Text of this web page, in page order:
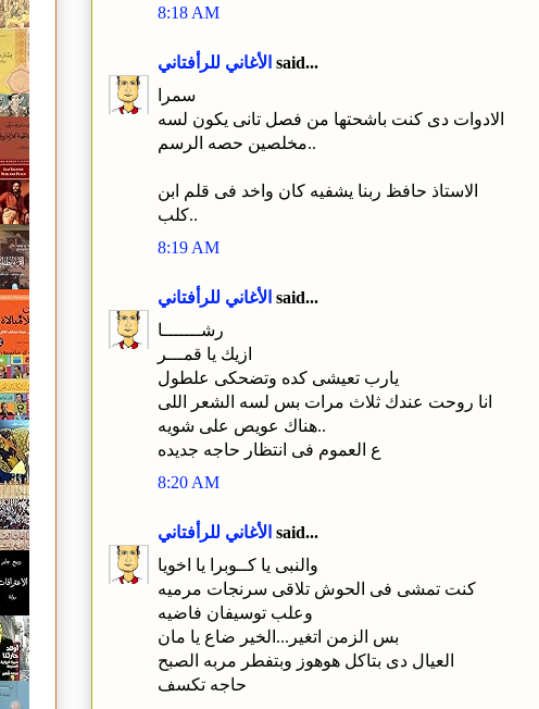
8:18 AM
الأغاني للرأفتاني said...
سمرا
الادوات دى كنت باشحتها من فصل تانى يكون لسه
مخلصين حصه الرسم..
الاستاذ حافظ ربنا يشفيه كان واخد فى قلم ابن
كلب..
8:19 AM
الأغاني للرأفتاني said...
رشـــــــا
ازيك يا قمـــر
يارب تعيشى كده وتضحكى علطول
انا روحت عندك ثلاث مرات بس لسه الشعر اللى
هناك عويص على شويه..
ع العموم فى انتظار حاجه جديده
8:20 AM
الأغاني للرأفتاني said...
والنبى يا كــوبرا يا اخويا
كنت تمشى فى الحوش تلاقى سرنجات مرميه
وعلب توسيفان فاضيه
بس الزمن اتغير...الخير ضاع يا مان
العيال دى بتاكل هوهوز وبتفطر مربه الصبح
حاجه تكسف